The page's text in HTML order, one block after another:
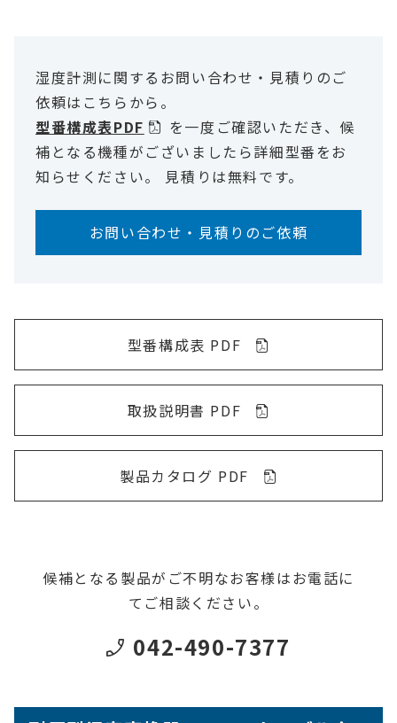
湿度計測に関するお問い合わせ・見積りのご
依頼はこちらから。
型番構成表PDF
を一度ご確認いただき、候
補となる機種がございましたら詳細型番をお
知らせください。 見積りは無料です。
お問い合わせ・見積りのご依頼
型番構成表 PDF
取扱説明書 PDF
製品カタログ PDF
候補となる製品がご不明なお客様はお電話に
てご相談ください。
042-490-7377